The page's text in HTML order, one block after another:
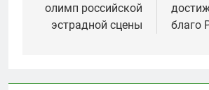
олимп российской
эстрадной сцены
благо